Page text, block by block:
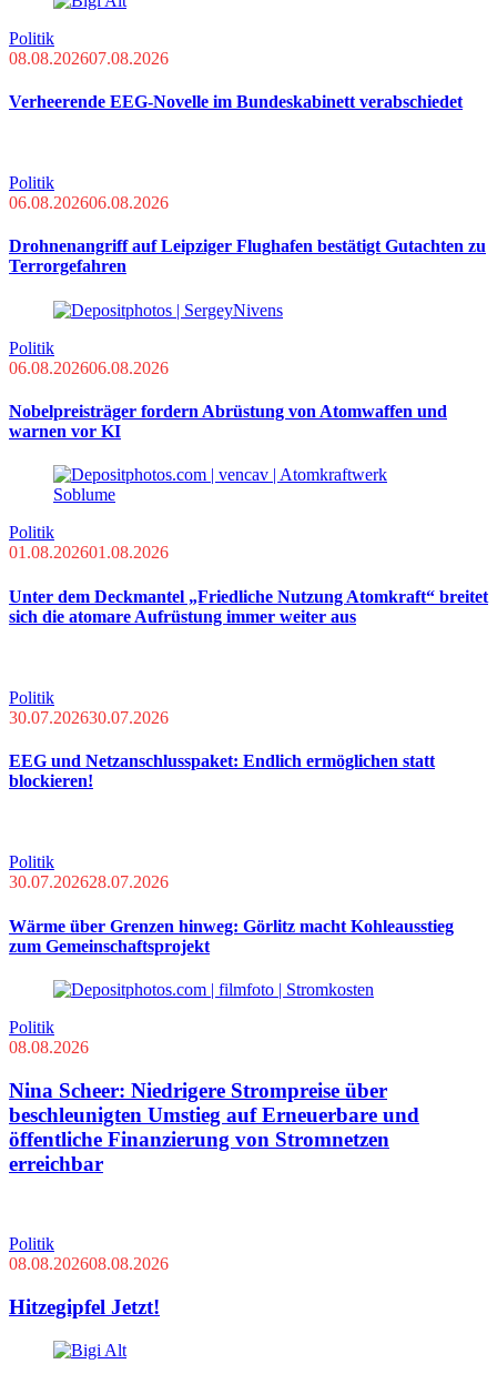
Politik
08.08.202607.08.2026
Verheerende EEG-Novelle im Bundeskabinett verabschiedet
Politik
06.08.202606.08.2026
Drohnenangriff auf Leipziger Flughafen bestätigt Gutachten zu
Terrorgefahren
Politik
06.08.202606.08.2026
Nobelpreisträger fordern Abrüstung von Atomwaffen und
warnen vor KI
Politik
01.08.202601.08.2026
Unter dem Deckmantel „Friedliche Nutzung Atomkraft“ breitet
sich die atomare Aufrüstung immer weiter aus
Politik
30.07.202630.07.2026
EEG und Netzanschlusspaket: Endlich ermöglichen statt
blockieren!
Politik
30.07.202628.07.2026
Wärme über Grenzen hinweg: Görlitz macht Kohleausstieg
zum Gemeinschaftsprojekt
Politik
08.08.2026
Nina Scheer: Niedrigere Strompreise über
beschleunigten Umstieg auf Erneuerbare und
öffentliche Finanzierung von Stromnetzen
erreichbar
Politik
08.08.202608.08.2026
Hitzegipfel Jetzt!